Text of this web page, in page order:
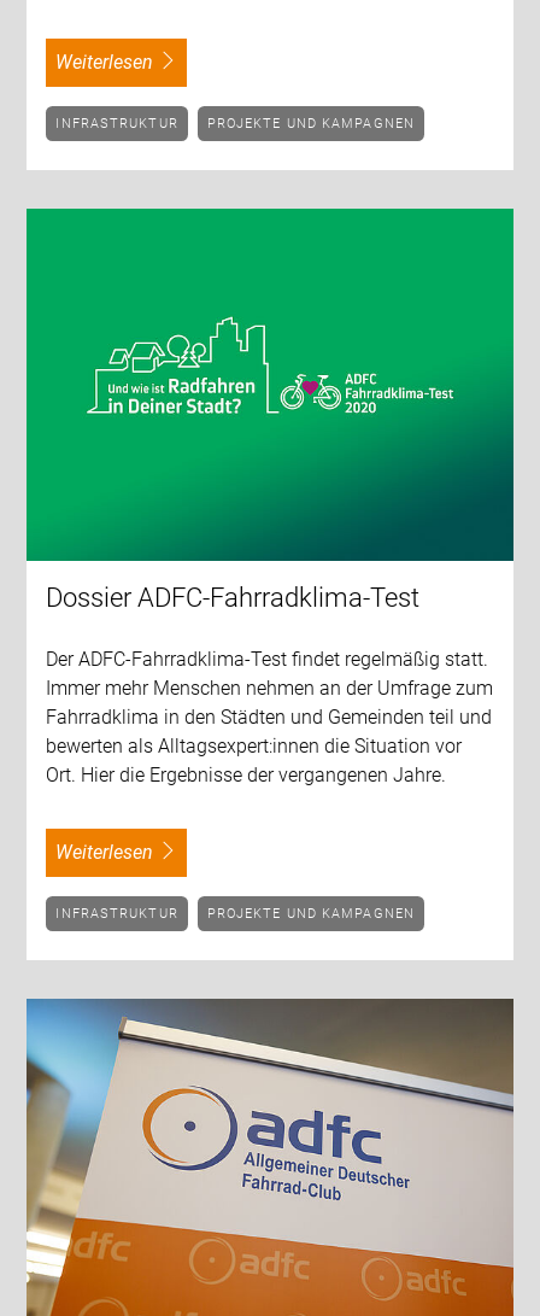
weiterlesen
INFRASTRUKTUR PROJEKTE UND KAMPAGNEN
Dossier ADFC-Fahrradklima-Test
Der ADFC-Fahrradklima-Test findet regelmäßig statt.
Immer mehr Menschen nehmen an der Umfrage zum
Fahrradklima in den Städten und Gemeinden teil und
bewerten als Alltagsexpert:innen die Situation vor
Ort. Hier die Ergebnisse der vergangenen Jahre.
weiterlesen
INFRASTRUKTUR PROJEKTE UND KAMPAGNEN